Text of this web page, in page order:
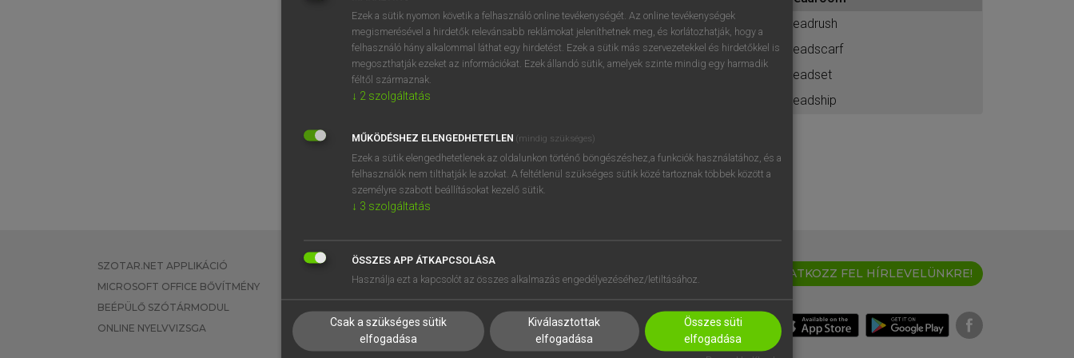
BELÉPÉS
próbaverziójának elindításához
regisztrálok ésbelépek.
REGISZTRÁCIÓ
headrush
headscarf
headset
headship
SZOTAR.NET APPLIKÁCIÓ
MICROSOFT OFFICE BŐVÍTMÉNY
BEÉPÜLŐ SZÓTÁRMODUL
ONLINE NYELVVIZSGA
EGYÉNI FELHASZNÁLÓKNAK
TANULÓKNAK
VÁLLALATI MEGOLDÁSOK
SÚGÓ
RÓLUNK
SÜTI BEÁLLÍTÁSOK
IRATKOZZ FEL HÍRLEVELÜNKRE!
Ezek a sütik nyomon követik a felhasználó online tevékenységét. Az online tevékenységek
megismerésével a hirdetők relevánsabb reklámokat jeleníthetnek meg, és korlátozhatják, hogy a
felhasználó hány alkalommal láthat egy hirdetést. Ezek a sütik más szervezetekkel és hirdetőkkel is
megoszthatják ezeket az információkat. Ezek állandó sütik, amelyek szinte mindig egy harmadik
féltől származnak.
↓ 2 szolgáltatás
MŰKÖDÉSHEZ ELENGEDHETETLEN (mindig szükséges)
Ezek a sütik elengedhetetlenek az oldalunkon történő böngészéshez,a funkciók használatához, és a
felhasználók nem tilthatják le azokat. A feltétlenül szükséges sütik közé tartoznak többek között a
személyre szabott beállításokat kezelő sütik.
↓ 3 szolgáltatás
ÖSSZES APP ÁTKAPCSOLÁSA
Használja ezt a kapcsolót az összes alkalmazás engedélyezéséhez/letiltásához.
Csak a szükséges sütik
elfogadása
Kiválasztottak
elfogadása
Összes süti
elfogadása